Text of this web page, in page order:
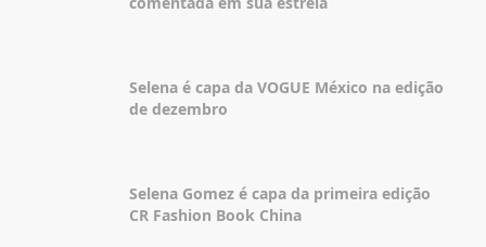
Selena é capa da VOGUE México na edição
de dezembro
Selena Gomez é capa da primeira edição
CR Fashion Book China